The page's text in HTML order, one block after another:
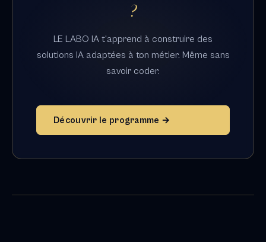
?
LE LABO IA t'apprend à construire des
solutions IA adaptées à ton métier. Même sans
savoir coder.
Découvrir le programme →